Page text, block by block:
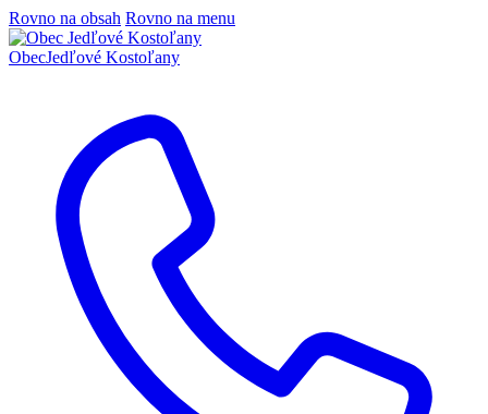
Rovno na obsah Rovno na menu
ObecJedľové Kostoľany